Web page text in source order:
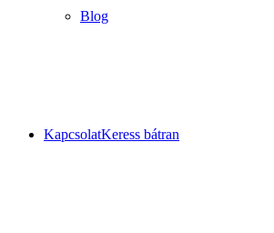
Blog
KapcsolatKeress bátran